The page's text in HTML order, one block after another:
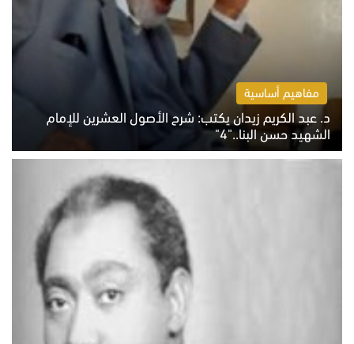
مفاهيم أساسية
د. عبد الكريم زيدان يكتب: شرح الأصول العشرين للإمام
الشهيد حسن البنا.."4"
الخميس 6 أغسطس 2026 10:27 ص